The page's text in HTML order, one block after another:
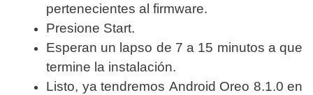
pertenecientes al firmware.
Presione Start.
Esperan un lapso de 7 a 15 minutos a que
termine la instalación.
Listo, ya tendremos Android Oreo 8.1.0 en